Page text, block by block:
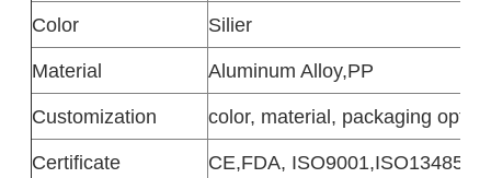
Color
Silier
Material
Aluminum Alloy,PP
Customization
color, material, packaging
Certificate
CE,FDA, ISO9001,ISO13485